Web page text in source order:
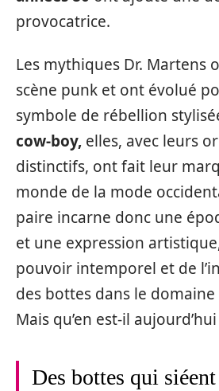
provocatrice.
Les mythiques Dr. Martens
scène punk et ont évolué
symbole de rébellion
cow-boy, elles, avec leurs
distinctifs, ont fait leur
monde de la mode
paire incarne donc une
et une expression
pouvoir intemporel et de
des bottes dans le
Mais qu’en est-il
Des bottes qui